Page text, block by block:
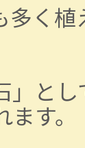
く植
」とし
す。